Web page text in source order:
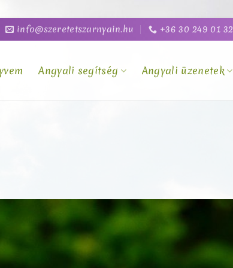
info@szeretetszarnyain.hu +36 30 249 01 32
Angyali segítség Angyali üzenetek